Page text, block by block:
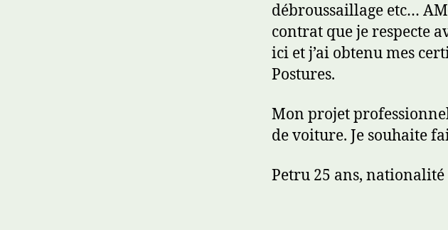
débroussaillage etc…
contrat que je respecte
ici et j’ai obtenu mes
Postures.
Mon projet
de voiture. Je souhaite
Petru 25 ans,